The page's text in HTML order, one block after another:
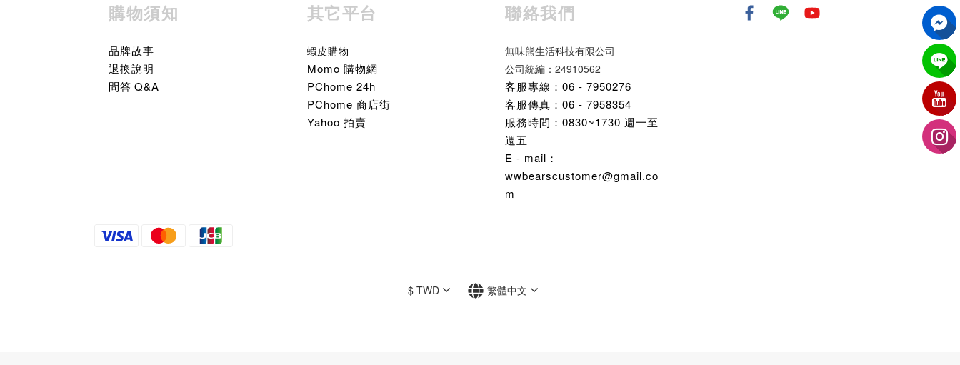
購物須知
品牌故事
退換說明
問答 Q&A
其它平台
蝦皮購物
Momo 購物網
PChome 24h
PChome 商店街
Yahoo 拍賣
聯絡我們
無味熊生活科技有限公司
公司統編：24910562
客服專線：06 - 7950276
客服傳真：06 - 7958354
服務時間：0830~1730 週一至
週五
E - mail：
wwbearscustomer@gmail.co
m
$ TWD 繁體中文